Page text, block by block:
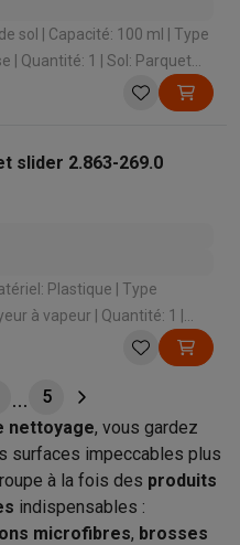
ml | Type
slider 2.863-269.0
| Quantité: 1 |
5
nettoyage, vous gardez
surfaces impeccables plus
à la fois des produits
indispensables :
microfibres, brosses